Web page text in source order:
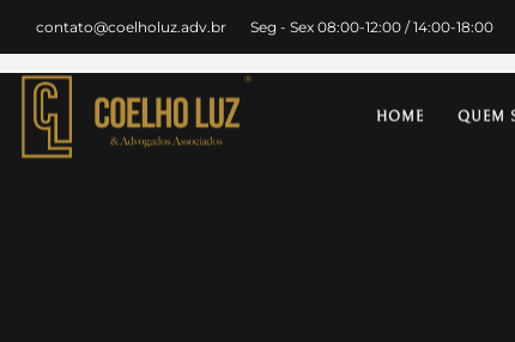
contato@coelholuz.adv.br Seg - Sex 08:00-12:00 / 14:00-18:00
HOME QUEM